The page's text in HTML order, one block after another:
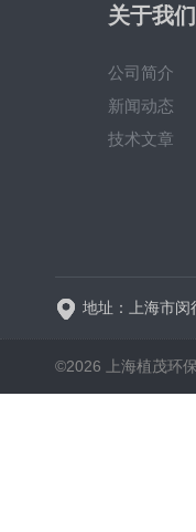
关于我们
公司简介
新闻动态
技术文章
地址：上海市闵
©2026 上海植茂环